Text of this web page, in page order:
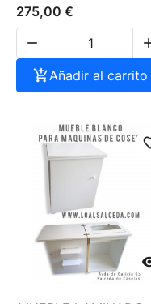
275,00 €

Añadir al carrito